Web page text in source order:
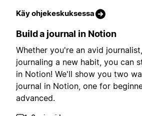
Käy ohjekeskuksessa
Build a journal in Notion
Whether you're an avid
journaling a new habit, you can
in Notion! We'll show you two
journal in Notion, one for
advanced.